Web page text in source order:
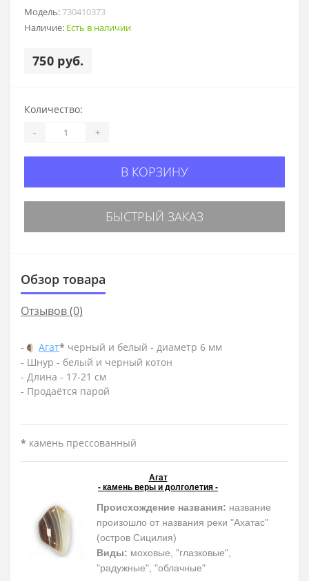
Модель:730410373
Наличие: Есть в наличии
750 руб.
Количество:
- +
В КОРЗИНУ
БЫСТРЫЙ ЗАКАЗ
Обзор товара
Отзывов (0)
- Агат* черный и белый - диаметр 6 мм
- Шнур - белый и черный котон
- Длина - 17-21 см
- Продаётся парой
* камень прессованный
Агат
- камень веры и долголетия -
Происхождение названия: название
произошло от названия реки "Ахатас"
(остров Сицилия)
Виды: моховые, "глазковые",
"радужные", "облачные"